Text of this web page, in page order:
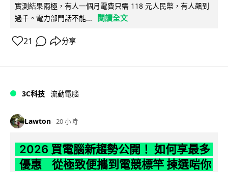
實測結果兩極，有人一個月電費只需 118 元人民幣，有人飆到
過千。電力部門話不能...
閱讀全文
21 分享
3C科技 流動電腦
Lawton 20 小時
2026 買電腦新趨勢公開！ 如何享最多
優惠 從極致便攜到電競標竿 揀選啱你